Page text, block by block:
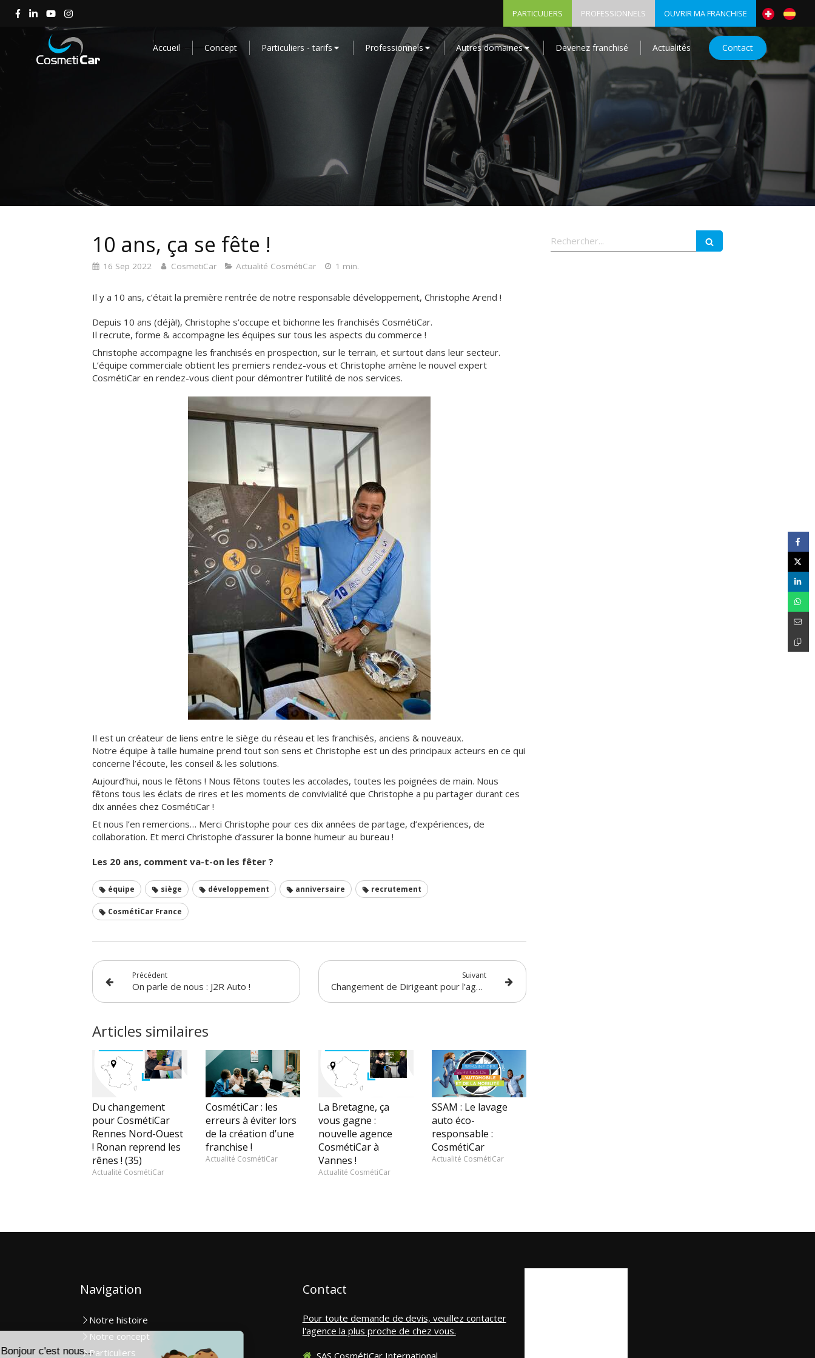
OUVRIR MA FRANCHISE
PROFESSIONNELS
PARTICULIERS
Accueil Concept Particuliers - tarifs Professionnels Autres domaines Devenez franchisé Actualités Contact
10 ans, ça se fête !
16 Sep 2022 CosmetiCar Actualité CosmétiCar 1 min.
Il y a 10 ans, c’était la première rentrée de notre responsable développement, Christophe Arend !
Depuis 10 ans (déjà!), Christophe s’occupe et bichonne les franchisés CosmétiCar.
Il recrute, forme & accompagne les équipes sur tous les aspects du commerce !
Christophe accompagne les franchisés en prospection, sur le terrain, et surtout dans leur secteur.
L’équipe commerciale obtient les premiers rendez-vous et Christophe amène le nouvel expert
CosmétiCar en rendez-vous client pour démontrer l’utilité de nos services.
Il est un créateur de liens entre le siège du réseau et les franchisés, anciens & nouveaux.
Notre équipe à taille humaine prend tout son sens et Christophe est un des principaux acteurs en ce qui
concerne l’écoute, les conseil & les solutions.
Aujourd’hui, nous le fêtons ! Nous fêtons toutes les accolades, toutes les poignées de main. Nous
fêtons tous les éclats de rires et les moments de convivialité que Christophe a pu partager durant ces
dix années chez CosmétiCar !
Et nous l’en remercions… Merci Christophe pour ces dix années de partage, d’expériences, de
collaboration. Et merci Christophe d’assurer la bonne humeur au bureau !
Les 20 ans, comment va-t-on les fêter ?
équipe siège développement anniversaire recrutement
CosmétiCar France
Précédent
On parle de nous : J2R Auto !
Suivant
Changement de Dirigeant pour l’agence CosmétiCar Centre-Vendée : en savoir plus sur son nouveau dirigeant !
Articles similaires
Du changement
pour CosmétiCar
Rennes Nord-Ouest
! Ronan reprend les
rênes ! (35)
Actualité CosmétiCar
CosmétiCar : les
erreurs à éviter lors
de la création d’une
franchise !
Actualité CosmétiCar
La Bretagne, ça
vous gagne :
nouvelle agence
CosmétiCar à
Vannes !
Actualité CosmétiCar
SSAM : Le lavage
auto éco-
responsable :
CosmétiCar
Actualité CosmétiCar
Rechercher
Navigation
Notre histoire
Notre concept
Particuliers
Contact
Pour toute demande de devis, veuillez contacter
l'agence la plus proche de chez vous.
SAS CosmétiCar International